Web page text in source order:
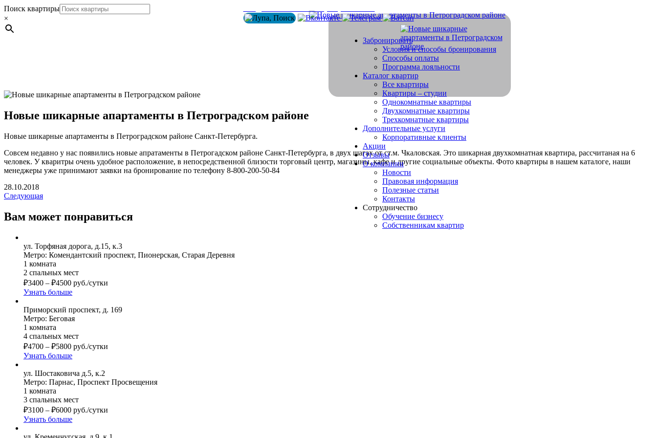
Забронировать
Условия и способы бронирования
Способы оплаты
Программа лояльности
Каталог квартир
Все квартиры
Квартиры – студии
Однокомнатные квартиры
Двухкомнатные квартиры
Трехкомнатные квартиры
Дополнительные услуги
Корпоративные клиенты
Акции
Отзывы
О компании
Новости
Правовая информация
Полезные статьи
Контакты
Сотрудничество
Обучение бизнесу
Собственникам квартир
Поиск квартиры
×
Новые шикарные апартаменты в Петроградском районе
Новые шикарные апартаменты в Петроградском районе Санкт-Петербурга.
Совсем недавно у нас появились новые апратаменты в Петрогадском районе Санкт-Петербурга, в двух шагах от ст.м. Чкаловская. Это шикарная двухкомнатная квартира, рассчитаная на 6
человек. У кваритры очень удобное расположение, в непосредственной близости торговый центр, магазины, кафе и другие социальные объекты. Фото квартиры в нашем каталоге, наши
менеджеры уже принимают заявки на бронирование по телефону 8-800-200-50-84
28.10.2018
Следующая
Вам может понравиться
ул. Торфяная дорога, д.15, к.3
Метро: Комендантский проспект, Пионерская, Старая Деревня
1 комната
2 спальных мест
₽3400 – ₽4500 руб./сутки
Узнать больше
Приморский проспект, д. 169
Метро: Беговая
1 комната
4 спальных мест
₽4700 – ₽5800 руб./сутки
Узнать больше
ул. Шостаковича д.5, к.2
Метро: Парнас, Проспект Просвещения
1 комната
3 спальных мест
₽3100 – ₽6000 руб./сутки
Узнать больше